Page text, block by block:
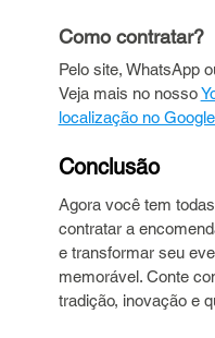
Como contratar?
Pelo site, WhatsApp
Veja mais no nosso
localização no
Conclusão
Agora você tem
contratar a
e transformar seu
memorável. Conte
tradição, inovação e